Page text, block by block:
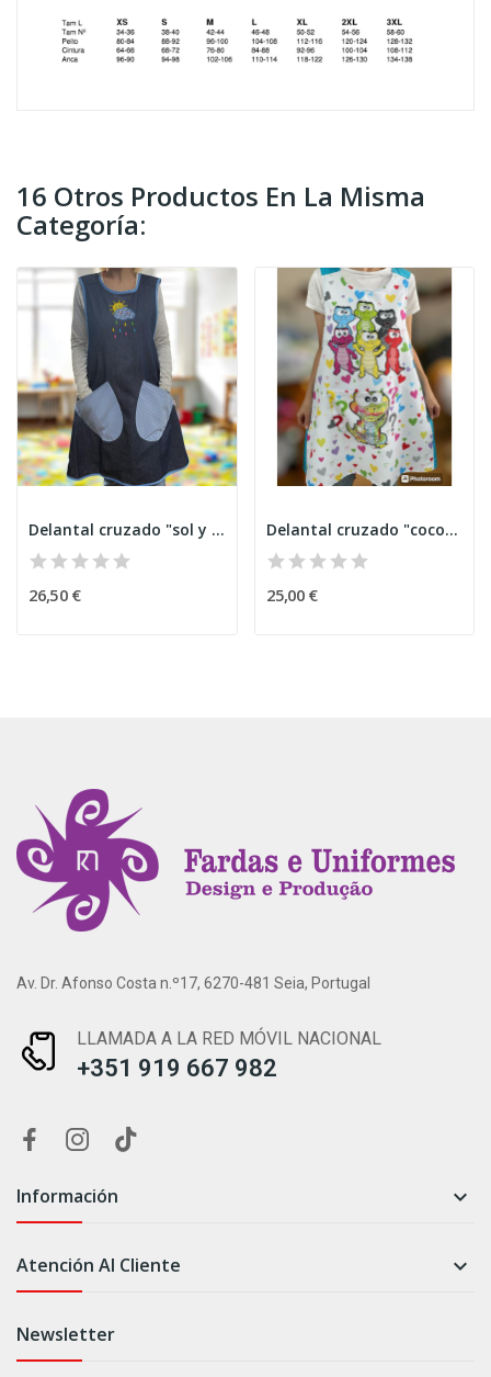
16 Otros Productos En La Misma
Categoría:
Delantal cruzado "sol y nube"
26,50 €
Delantal cruzado "cocodrilo" 2
25,00 €
Av. Dr. Afonso Costa n.º17, 6270-481 Seia, Portugal
LLAMADA A LA RED MÓVIL NACIONAL
+351 919 667 982
Información 
Atención Al Cliente 
Newsletter